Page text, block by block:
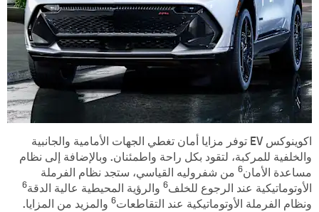
اكوينوكس EV توفر مزايا أمان تغطي الجهات الأمامية والجانبية
والخلفية للمركبة، لتقود بكل راحة واطمئنان. وبالإضافة إلى نظام
مساعدة الأمان6 من شفروليه القياسي، ستجد نظام الفرملة
الأوتوماتيكية عند الرجوع للخلف6 والرؤية المحيطية عالية الدقة6
ونظام الفرملة الأوتوماتيكية عند التقاطعات6 والمزيد من المزايا.